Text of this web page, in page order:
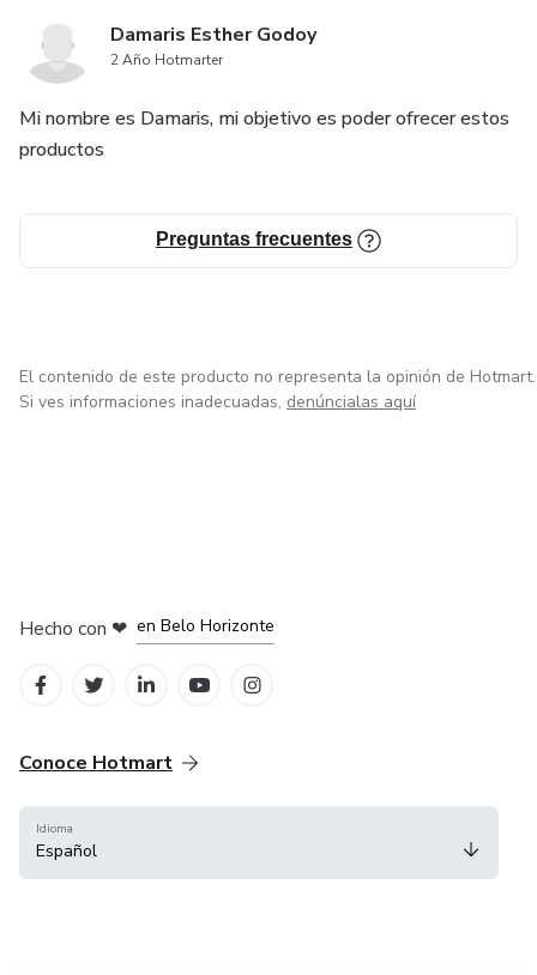
Damaris Esther Godoy
2 Año Hotmarter
Mi nombre es Damaris, mi objetivo es poder ofrecer estos
productos
Preguntas frecuentes
El contenido de este producto no representa la opinión de Hotmart.
Si ves informaciones inadecuadas, denúncialas aquí
Hecho con ❤ en Belo Horizonte
Conoce Hotmart
Idioma
Español